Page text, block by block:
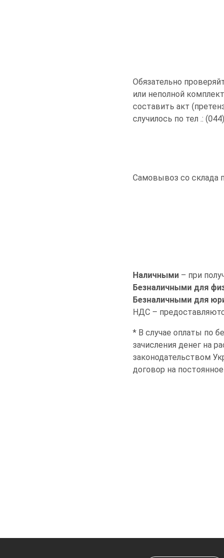
Обязательно
или неполной
составить акт
случилось по тел .:
Самовывоз со склада
Наличными – при
Безналичными для
Безналичными для
НДС –
* В случае оплаты по
зачисления денег на
законодательством
договор на